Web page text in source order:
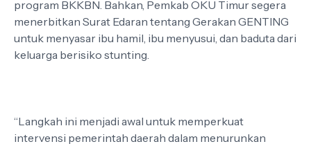
program BKKBN. Bahkan, Pemkab OKU Timur segera
menerbitkan Surat Edaran tentang Gerakan GENTING
untuk menyasar ibu hamil, ibu menyusui, dan baduta dari
keluarga berisiko stunting.
“Langkah ini menjadi awal untuk memperkuat
intervensi pemerintah daerah dalam menurunkan